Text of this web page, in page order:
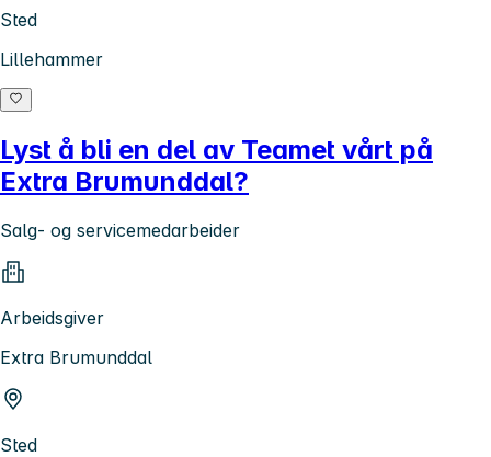
Sted
Lillehammer
Lyst å bli en del av Teamet vårt på
Extra Brumunddal?
Salg- og servicemedarbeider
Arbeidsgiver
Extra Brumunddal
Sted